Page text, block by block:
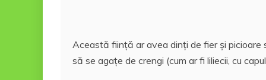
Această fiinţă ar avea dinți de fier și picioare
să se agaţe de crengi (cum ar fi liliecii, cu